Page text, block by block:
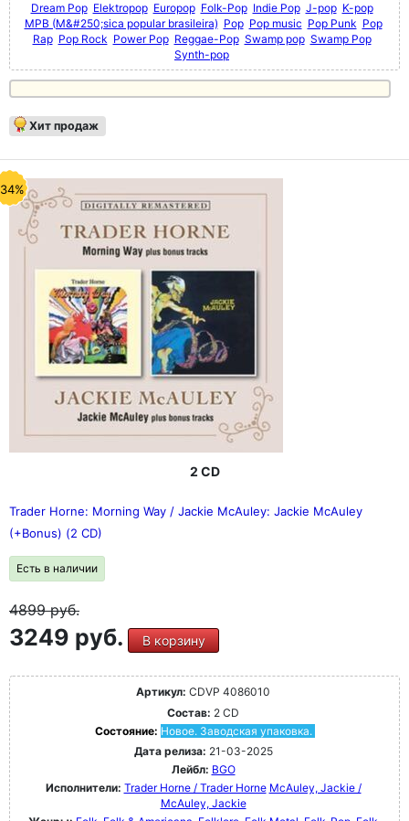
Dream Pop Elektropop Europop Folk-Pop Indie Pop J-pop K-pop
MPB (M&#250;sica popular brasileira) Pop Pop music Pop Punk Pop
Rap Pop Rock Power Pop Reggae-Pop Swamp pop Swamp Pop
Synth-pop
Хит продаж
2 CD
Trader Horne: Morning Way / Jackie McAuley: Jackie McAuley
(+Bonus) (2 CD)
Есть в наличии
4899руб.
3249 руб. В корзину
Артикул: CDVP 4086010
Состав: 2 CD
Состояние: Новое. Заводская упаковка.
Дата релиза: 21-03-2025
Лейбл: BGO
Исполнители: Trader Horne / Trader Horne McAuley, Jackie /
McAuley, Jackie